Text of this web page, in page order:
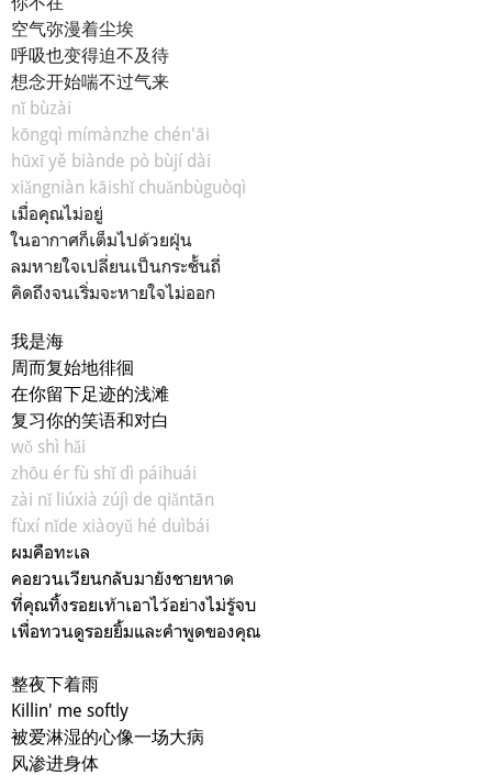
空气弥漫着尘埃
呼吸也变得迫不及待
想念开始喘不过气来
nǐ bùzài
kōngqì mímànzhe chén'āi
hūxī yě biànde pò bùjí dài
xiǎngniàn kāishǐ chuǎnbùguòqì
เมื่อคุณไม่อยู่
ในอากาศก็เต็มไปด้วยฝุ่น
ลมหายใจเปลี่ยนเป็นกระชั้นถี่
คิดถึงจนเริ่มจะหายใจไม่ออก
我是海
周而复始地徘徊
在你留下足迹的浅滩
复习你的笑语和对白
wǒ shì hǎi
zhōu ér fù shǐ dì páihuái
zài nǐ liúxià zújì de qiǎntān
fùxí nǐde xiàoyǔ hé duìbái
ผมคือทะเล
คอยวนเวียนกลับมายังชายหาด
ที่คุณทิ้งรอยเท้าเอาไว้อย่างไม่รู้จบ
เพื่อทวนดูรอยยิ้มและคำพูดของคุณ
整夜下着雨
Killin' me softly
被爱淋湿的心像一场大病
风渗进身体